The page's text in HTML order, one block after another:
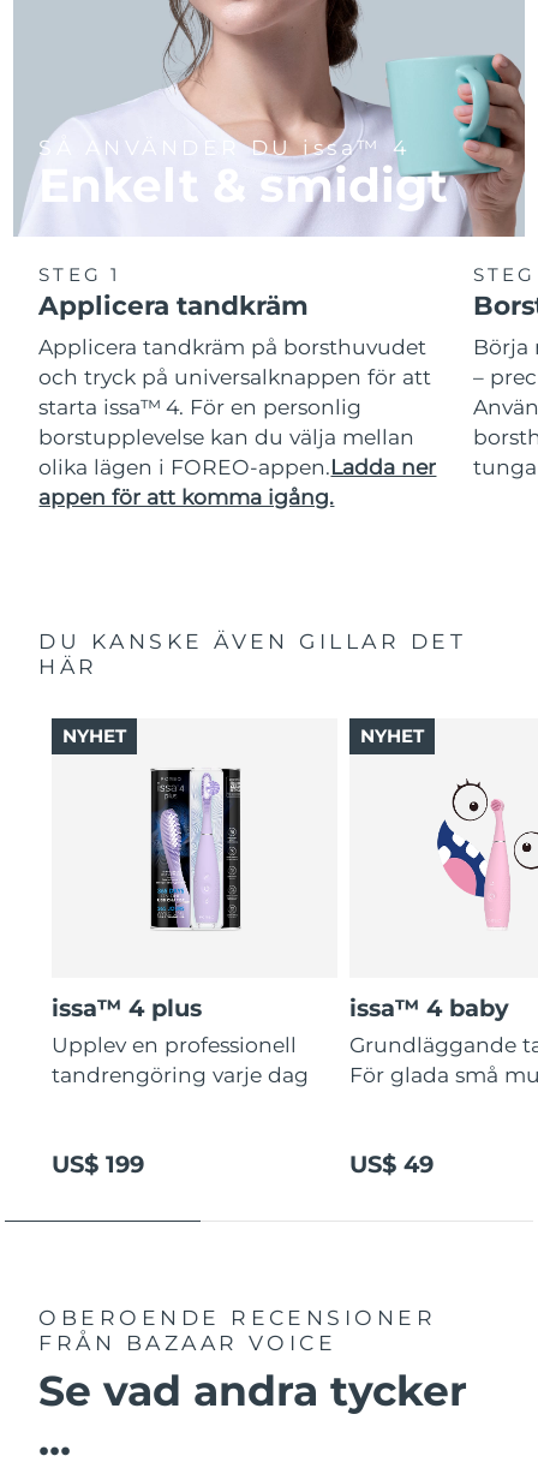
SÅ ANVÄNDER DU issa™ 4
Enkelt & smidigt
STEG 1
Applicera tandkräm
Applicera tandkräm på borsthuvudet
och tryck på universalknappen för att
starta issa™ 4. För en personlig
borstupplevelse kan du välja mellan
olika lägen i FOREO-appen.Ladda ner
appen för att komma igång.
Börja
–
DU KANSKE ÄVEN GILLAR DET
HÄR
issa™ 4 plus
Upplev en professionell
tandrengöring varje dag
US$ 199
NYHET
issa™ 4 baby
Grundläggande
För glada små
US$ 49
NYHET
OBEROENDE RECENSIONER
FRÅN BAZAAR VOICE
Se vad andra tycker
...